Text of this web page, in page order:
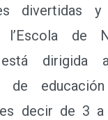
divertidas y
l’Escola de
está
de
decir de 3